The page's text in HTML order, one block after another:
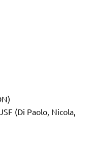
(Di Paolo, Nicola,